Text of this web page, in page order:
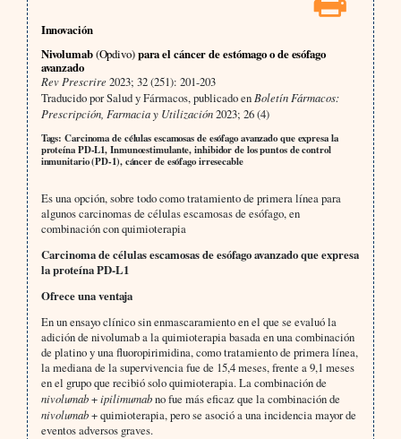
Innovación
Nivolumab(Opdivo)para el cáncer de estómago o de esófago
avanzado
Rev Prescrire2023; 32 (251): 201-203
Traducido por Salud y Fármacos, publicado en Boletín Fármacos:
Prescripción, Farmacia y Utilización2023; 26 (4)
Tags: Carcinoma de células escamosas de esófago avanzado que expresa la
proteína PD-L1, Inmunoestimulante, inhibidor de los puntos de control
inmunitario (PD-1), cáncer de esófago irresecable
Es una opción, sobre todo como tratamiento de primera línea para
algunos carcinomas de células escamosas de esófago, en
combinación con quimioterapia
Carcinoma de células escamosas de esófago avanzado que expresa
la proteína PD-L1
Ofrece una ventaja
En un ensayo clínico sin enmascaramiento en el que se evaluó la
adición de nivolumab a la quimioterapia basada en una combinación
de platino y una fluoropirimidina, como tratamiento de primera línea,
la mediana de la supervivencia fue de 15,4 meses, frente a 9,1 meses
en el grupo que recibió solo quimioterapia. La combinación de
nivolumab+ipilimumabno fue más eficaz que la combinación de
nivolumab+ quimioterapia, pero se asoció a una incidencia mayor de
eventos adversos graves.